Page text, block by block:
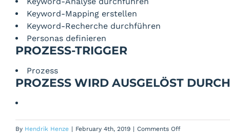
Keyword-Mapping erstellen
Keyword-Recherche durchführen
Personas definieren
PROZESS-TRIGGER
Prozess
PROZESS WIRD AUSGELÖST
By Hendrik Henze | February 4th, 2019 | Comments Offon